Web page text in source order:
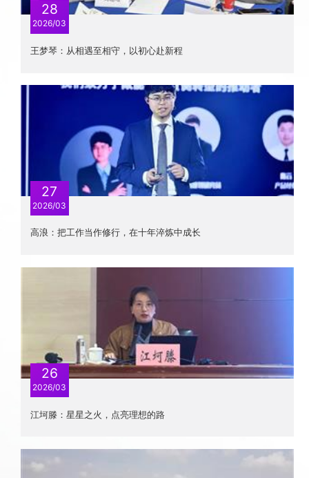
视频祝福 在线祝福墙
28
2026/03
王梦琴：从相遇至相守，以初心赴新程
27
2026/03
高浪：把工作当作修行，在十年淬炼中成长
26
2026/03
江坷滕：星星之火，点亮理想的路